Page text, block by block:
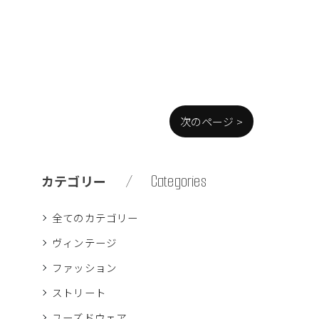
次のページ >
カテゴリー Categories
全てのカテゴリー
ヴィンテージ
ファッション
ストリート